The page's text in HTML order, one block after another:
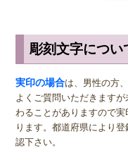
であるのに対し、チタン
せん。 印鑑が朱肉で汚れ
洗いしましょう。簡単に汚
も、きれいに汚れを落と
サイズ選びのアド
実印の男性用は、堂々と
ミリがおすすめです。女
リ。女性用の実印で名の
の方でご結婚されている
なるのが一般的ですが、同
彫刻文字につい
実印の場合は、男性の方
よくご質問いただきます
わることがありますので
ります。都道府県により
認下さい。